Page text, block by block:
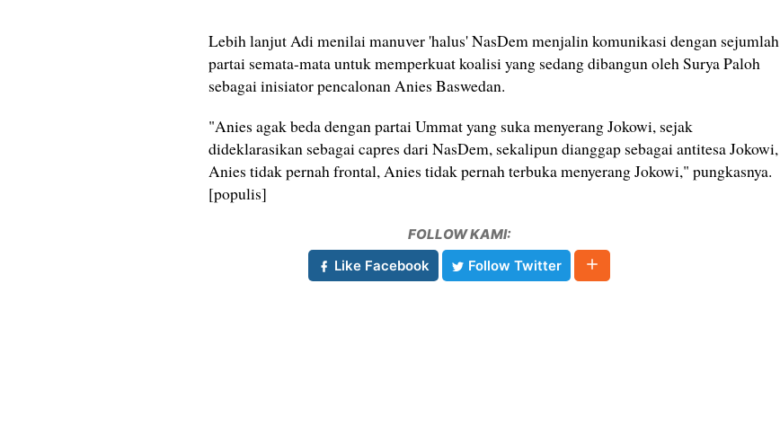
Lebih lanjut Adi menilai manuver 'halus' NasDem menjalin komunikasi dengan sejumlah
partai semata-mata untuk memperkuat koalisi yang sedang dibangun oleh Surya Paloh
sebagai inisiator pencalonan Anies Baswedan.
"Anies agak beda dengan partai Ummat yang suka menyerang Jokowi, sejak
dideklarasikan sebagai capres dari NasDem, sekalipun dianggap sebagai antitesa Jokowi,
Anies tidak pernah frontal, Anies tidak pernah terbuka menyerang Jokowi," pungkasnya.
[populis]
FOLLOW KAMI:
Like Facebook
Follow Twitter